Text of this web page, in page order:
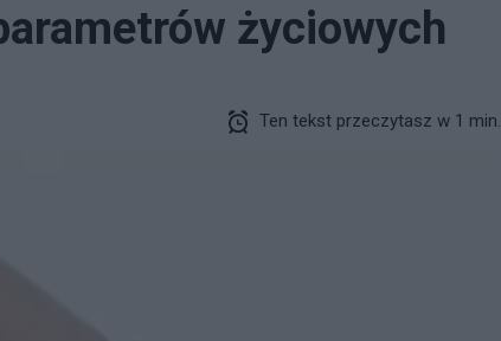
życiowych
Ten tekst przeczytasz w 1 min.